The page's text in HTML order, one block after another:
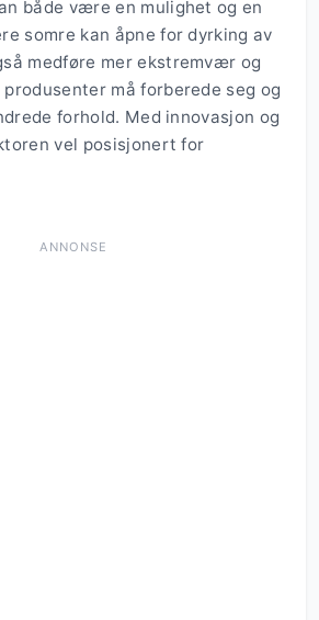
både være en mulighet og en
somre kan åpne for dyrking av
medføre mer ekstremvær og
produsenter må forberede seg og
forhold. Med innovasjon og
vel posisjonert for
ANNONSE